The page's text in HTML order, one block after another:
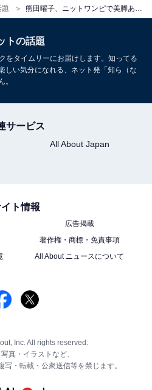
題
トの話題
をタイムリーにお届けします。知ってる
しい気分になれる、ネット発「知ら（な
。
サービス
All About Japan
ト情報
広告掲載
著作権・商標・免責事項
All About ニュースについて
Inc. All rights reserved.
真・イラストなど、
・転載・公衆送信等を禁じます。